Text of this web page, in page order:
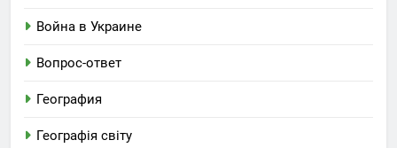
Война в Украине
Вопрос-ответ
География
Географія світу